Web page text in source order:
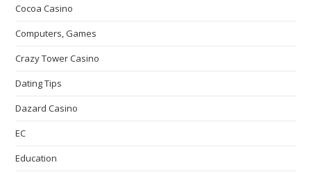
Cocoa Casino
Computers, Games
Crazy Tower Сasino
Dating Tips
Dazard Casino
EC
Education